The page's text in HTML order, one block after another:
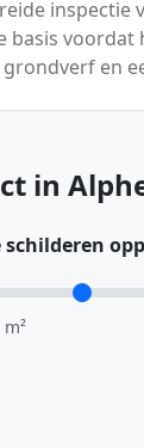
inspectie
voordat
en
in
schilderen
m²